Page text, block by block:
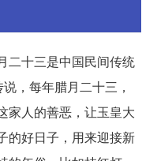
二十三是中国民间传统
，每年腊月二十三，
家人的善恶，让玉皇大
的好日子，用来迎接新